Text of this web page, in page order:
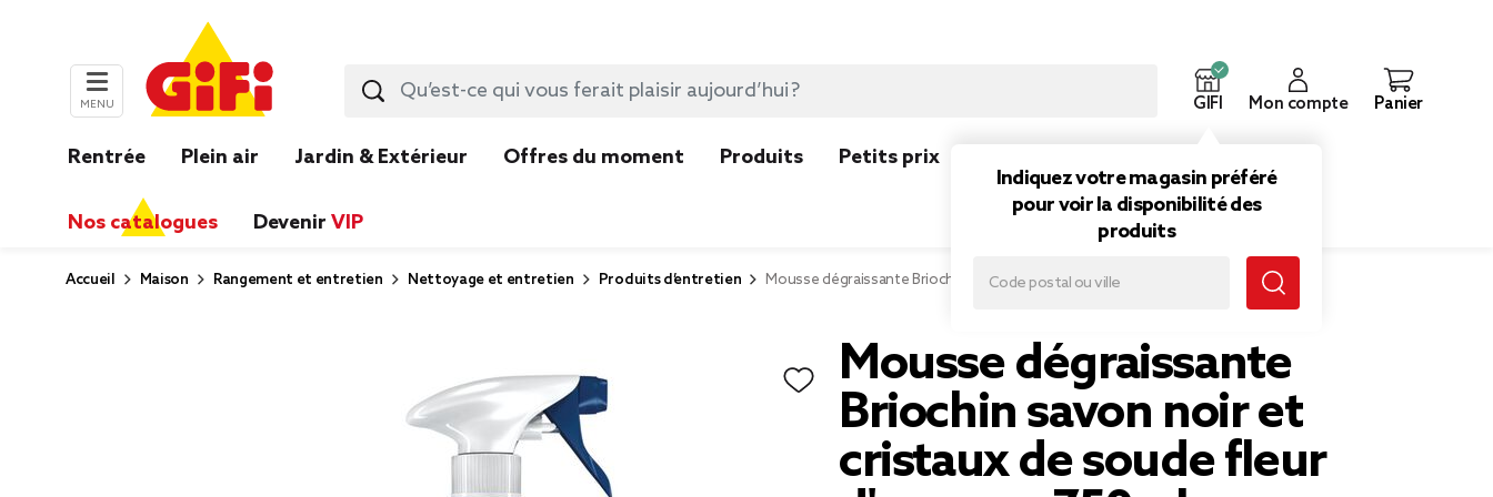
MENU GIFI
Indiquez votre magasin préféré
pour voir la disponibilité des
produits
Mon compte Panier
Rentrée Plein air Jardin & Extérieur Offres du moment Produits Petits prix
Nos catalogues Devenir VIP
Accueil Maison Rangement et entretien Nettoyage et entretien Produits d’entretien Mousse dégraissante Briochin savon noir et cristaux de soude fleur d'oranger 750ml
Mousse dégraissante
Briochin savon noir et
cristaux de soude fleur